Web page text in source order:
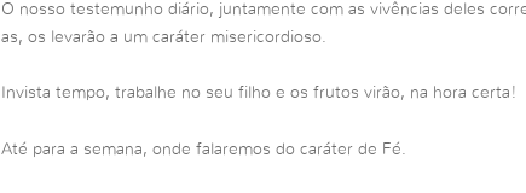
O nosso testemunho diário, juntamente com as vivências deles
as, os levarão a um caráter misericordioso.
Invista tempo, trabalhe no seu filho e os frutos virão, na hora certa!
Até para a semana, onde falaremos do caráter de Fé.